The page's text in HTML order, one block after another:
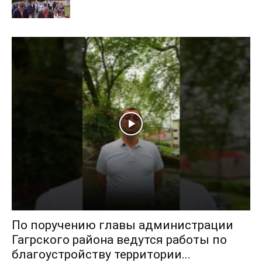
По поручению главы администрации
Гагрского района ведутся работы по
благоустройству территории...